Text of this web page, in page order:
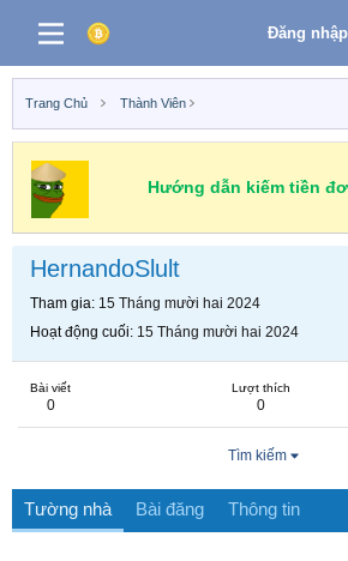
Đăng nhập
Trang Chủ Thành Viên
Hướng dẫn kiếm tiền
HernandoSlult
Tham gia 15 Tháng mười hai 2024
Hoạt động cuối 15 Tháng mười hai 2024
Bài viết
0
Lượt thích
0
Tìm kiếm
Tường nhà Bài đăng Thông tin